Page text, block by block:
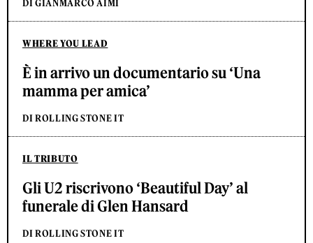
DI GIANMARCO AIMI
WHERE YOU LEAD
È in arrivo un documentario su ‘Una
mamma per amica’
DI ROLLING STONE IT
IL TRIBUTO
Gli U2 riscrivono ‘Beautiful Day’ al
funerale di Glen Hansard
DI ROLLING STONE IT